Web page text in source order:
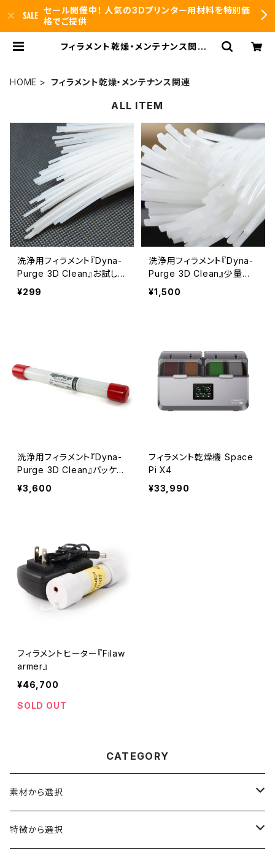
セール開催中！ 人気の3Dプリンター用材料を特別価
格でご提供
フィラメント乾燥・メンテナンス関連 |
HOME フィラメント乾燥・メンテナンス関連
ALL ITEM
洗浄用フィラメント『Dyna-
Purge 3D Clean』お試し
サンプル
¥299
洗浄用フィラメント『Dyna-
Purge 3D Clean』少量パ
ック
¥1,500
洗浄用フィラメント『Dyna-
Purge 3D Clean』パッケー
ジ版
¥3,600
フィラメント乾燥機 Space
Pi X4
¥33,990
フィラメントヒーター『Filaw
armer』
¥46,700
SOLD OUT
CATEGORY
素材から選択
ABS
特徴から選択